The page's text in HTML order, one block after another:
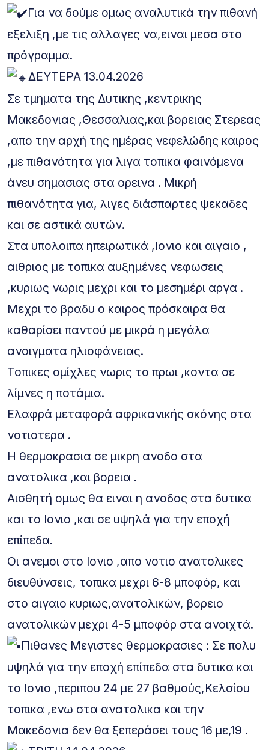
Για να δούμε ομως αναλυτικά την πιθανή
εξελιξη ,με τις αλλαγες να,ειναι μεσα στο
πρόγραμμα.
ΔΕΥΤΕΡΑ 13.04.2026
Σε τμηματα της Δυτικης ,κεντρικης
Μακεδονιας ,Θεσσαλιας,και βορειας Στερεας
,απο την αρχή της ημέρας νεφελώδης καιρος
,με πιθανότητα για λιγα τοπικα φαινόμενα
άνευ σημασιας στα ορεινα . Μικρή
πιθανότητα για, λιγες διάσπαρτες ψεκαδες
και σε αστικά αυτών.
Στα υπολοιπα ηπειρωτικά ,Ιονιο και αιγαιο ,
αιθριος με τοπικα αυξημένες νεφωσεις
,κυριως νωρις μεχρι και το μεσημέρι αργα .
Μεχρι το βραδυ ο καιρος πρόσκαιρα θα
καθαρίσει παντού με μικρά η μεγάλα
ανοιγματα ηλιοφάνειας.
Τοπικες ομίχλες νωρις το πρωι ,κοντα σε
λίμνες η ποτάμια.
Ελαφρά μεταφορά αφρικανικής σκόνης στα
νοτιοτερα .
Η θερμοκρασια σε μικρη ανοδο στα
ανατολικα ,και βορεια .
Αισθητή ομως θα ειναι η ανοδος στα δυτικα
και το Ιονιο ,και σε υψηλά για την εποχή
επίπεδα.
Οι ανεμοι στο Ιονιο ,απο νοτιο ανατολικες
διευθύνσεις, τοπικα μεχρι 6-8 μποφόρ, και
στο αιγαιο κυριως,ανατολικών, βορειο
ανατολικών μεχρι 4-5 μποφόρ στα ανοιχτά.
Πιθανες Μεγιστες θερμοκρασιες : Σε πολυ
υψηλά για την εποχή επίπεδα στα δυτικα και
το Ιονιο ,περιπου 24 με 27 βαθμούς,Κελσίου
τοπικα ,ενω στα ανατολικα και την
Μακεδονια δεν θα ξεπεράσει τους 16 με,19 .